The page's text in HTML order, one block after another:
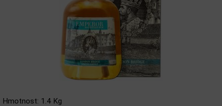
Hmotnost: 1.4 Kg